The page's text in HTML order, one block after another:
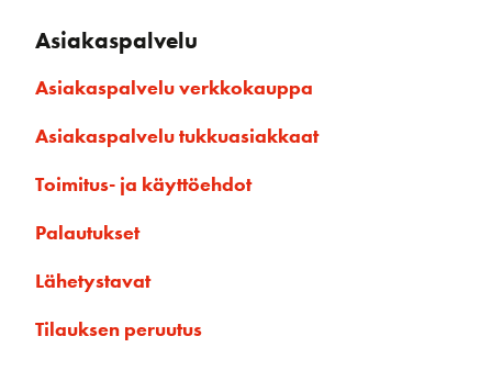
Asiakaspalvelu
Asiakaspalvelu verkkokauppa
Asiakaspalvelu tukkuasiakkaat
Toimitus- ja käyttöehdot
Palautukset
Lähetystavat
Tilauksen peruutus